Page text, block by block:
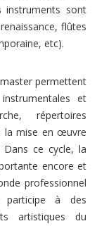
instruments sont
flûtes
etc).
permettent
et
répertoires
la mise en œuvre
ce cycle, la
encore et
professionnel
participe à des
artistiques du